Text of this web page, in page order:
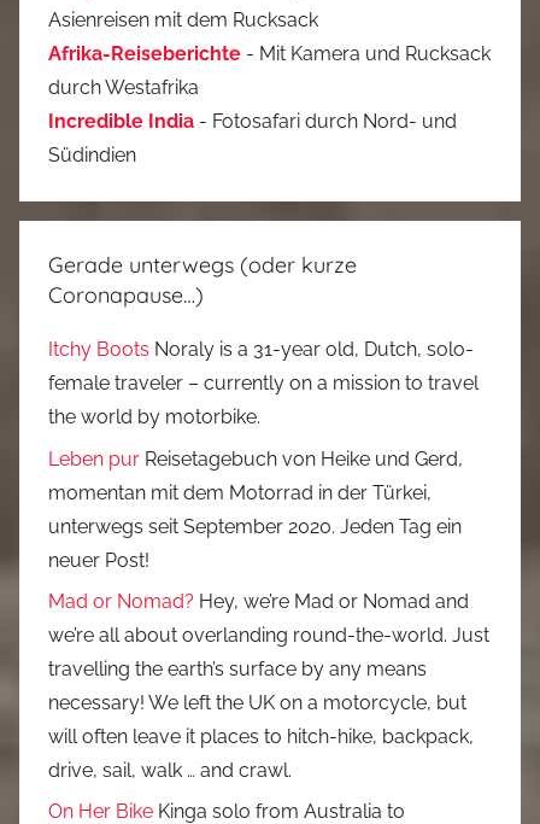
Asienreisen mit dem Rucksack
Afrika-Reiseberichte - Mit Kamera und Rucksack
durch Westafrika
Incredible India - Fotosafari durch Nord- und
Südindien
Gerade unterwegs (oder kurze
Coronapause…)
Itchy Boots Noraly is a 31-year old, Dutch, solo-
female traveler – currently on a mission to travel
the world by motorbike.
Leben pur Reisetagebuch von Heike und Gerd,
momentan mit dem Motorrad in der Türkei,
unterwegs seit September 2020. Jeden Tag ein
neuer Post!
Mad or Nomad? Hey, we’re Mad or Nomad and
we’re all about overlanding round-the-world. Just
travelling the earth’s surface by any means
necessary! We left the UK on a motorcycle, but
will often leave it places to hitch-hike, backpack,
drive, sail, walk … and crawl.
On Her Bike Kinga solo from Australia to